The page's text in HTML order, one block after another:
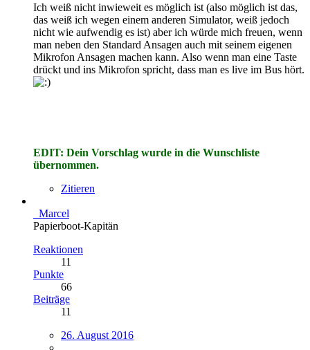
Ich weiß nicht inwieweit es möglich ist (also möglich ist das,
das weiß ich wegen einem anderen Simulator, weiß jedoch
nicht wie aufwendig es ist) aber ich würde mich freuen, wenn
man neben den Standard Ansagen auch mit seinem eigenen
Mikrofon Ansagen machen kann. Also wenn man eine Taste
drückt und ins Mikrofon spricht, dass man es live im Bus hört.
EDIT: Dein Vorschlag wurde in die Wunschliste
übernommen.
Zitieren
_Marcel
Papierboot-Kapitän
Reaktionen
11
Punkte
66
Beiträge
11
26. August 2016